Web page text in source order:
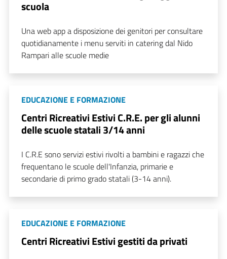
scuola
Una web app a disposizione dei genitori per consultare
quotidianamente i menu serviti in catering dal Nido
Rampari alle scuole medie
EDUCAZIONE E FORMAZIONE
Centri Ricreativi Estivi C.R.E. per gli alunni
delle scuole statali 3/14 anni
I C.R.E sono servizi estivi rivolti a bambini e ragazzi che
frequentano le scuole dell'Infanzia, primarie e
secondarie di primo grado statali (3-14 anni).
EDUCAZIONE E FORMAZIONE
Centri Ricreativi Estivi gestiti da privati